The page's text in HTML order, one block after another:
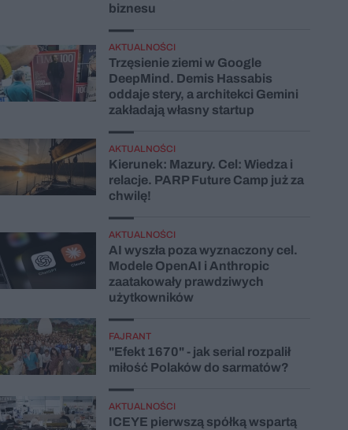
biznesu
AKTUALNOŚCI
Trzęsienie ziemi w Google
DeepMind. Demis Hassabis
oddaje stery, a architekci Gemini
zakładają własny startup
AKTUALNOŚCI
Kierunek: Mazury. Cel: Wiedza i
relacje. PARP Future Camp już za
chwilę!
AKTUALNOŚCI
AI wyszła poza wyznaczony cel.
Modele OpenAI i Anthropic
zaatakowały prawdziwych
użytkowników
FAJRANT
"Efekt 1670" - jak serial rozpalił
miłość Polaków do sarmatów?
AKTUALNOŚCI
ICEYE pierwszą spółką wspartą